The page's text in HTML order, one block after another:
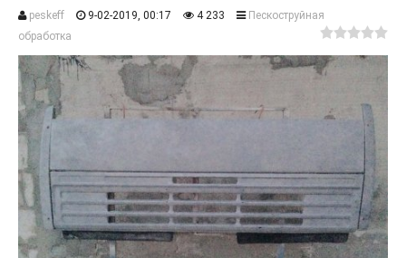
8 927 390 00 00
LOMOV.PAVEL58@mail.ru
vk.com/peskostrui58
Россия, г. Пенза, трасса М5 630 км.
peskeff 9-02-2019, 00:17 4 233
Пескоструйная
обработка